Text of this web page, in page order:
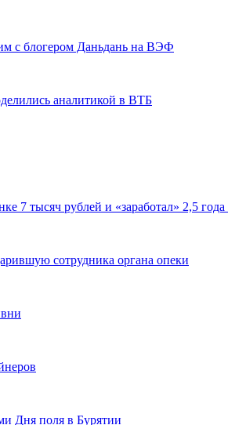
с блогером Даньдань на ВЭФ
аналитикой в ВТБ
7 тысяч рублей и «заработал» 2,5
сотрудника органа опеки
Дня поля в Бурятии